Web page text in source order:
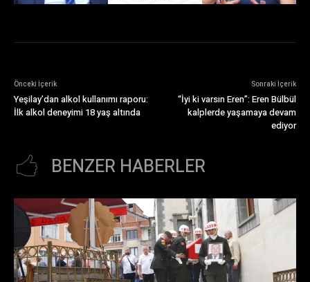
Önceki İçerik
Yeşilay’dan alkol kullanımı raporu:
İlk alkol deneyimi 18 yaş altında
Sonraki İçerik
“İyi ki varsın Eren”: Eren Bülbül
kalplerde yaşamaya devam
ediyor
BENZER HABERLER